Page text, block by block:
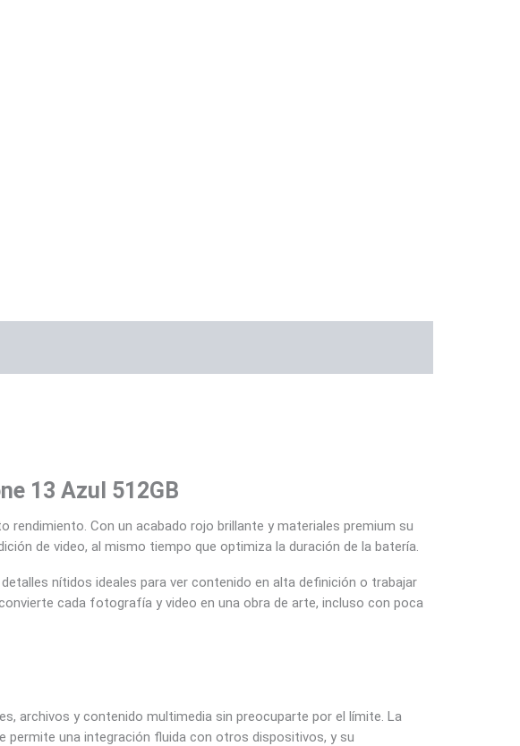
13 Azul 512GB
Con un acabado rojo brillante y materiales premium su
de video, al mismo tiempo que optimiza la duración de la batería.
nítidos ideales para ver contenido en alta definición o trabajar
cada fotografía y video en una obra de arte, incluso con poca
archivos y contenido multimedia sin preocuparte por el límite. La
permite una integración fluida con otros dispositivos, y su